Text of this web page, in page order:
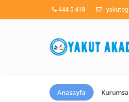
444 5 418
Anasayfa